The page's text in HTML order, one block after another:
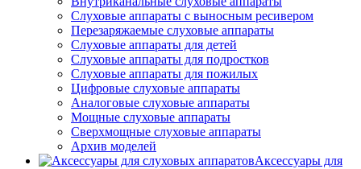
Слуховые аппараты с выносным ресивером
Перезаряжаемые слуховые аппараты
Слуховые аппараты для детей
Слуховые аппараты для подростков
Слуховые аппараты для пожилых
Цифровые слуховые аппараты
Аналоговые слуховые аппараты
Мощные слуховые аппараты
Сверхмощные слуховые аппараты
Архив моделей
Аксессуары для